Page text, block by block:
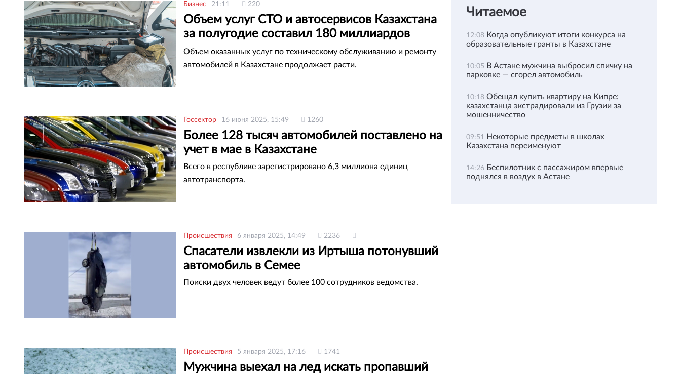
Бизнес 21:11 220
Объем услуг СТО и автосервисов Казахстана
за полугодие составил 180 миллиардов
теңге
Объем оказанных услуг по техническому обслуживанию и ремонту
автомобилей в Казахстане продолжает расти.
Госсектор 16 июня 2025, 15:49 1260
Более 128 тысяч автомобилей поставлено на
учет в мае в Казахстане
Всего в республике зарегистрировано 6,3 миллиона единиц
автотранспорта.
Происшествия 6 января 2025, 14:49 2236
Спасатели извлекли из Иртыша потонувший
автомобиль в Семее
Поиски двух человек ведут более 100 сотрудников ведомства.
Происшествия 5 января 2025, 17:16 1741
Мужчина выехал на лед искать пропавший
Читаемое
12:08 Когда опубликуют итоги конкурса на
образовательные гранты в Казахстане
10:05 В Астане мужчина выбросил спичку на
парковке — сгорел автомобиль
10:18 Обещал купить квартиру на Кипре:
казахстанца экстрадировали из Грузии за
мошенничество
09:51 Некоторые предметы в школах
Казахстана переименуют
14:26 Беспилотник с пассажиром впервые
поднялся в воздух в Астане